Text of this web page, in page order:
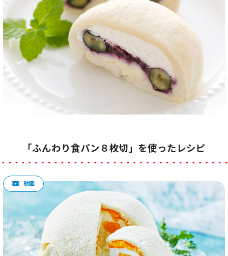
「ふんわり食パン８枚切」を使ったレシピ